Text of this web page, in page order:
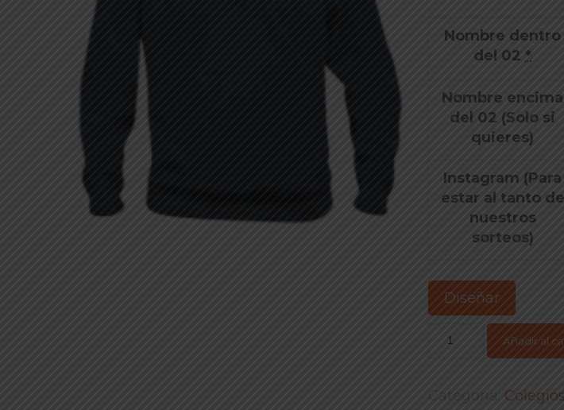
Nombre dentro
del 02*
Nombre encima
del 02 (Solo si
quieres)
Instagram (Para
estar al tanto de
nuestros
sorteos)
Diseñar
Añadir al
Categoría: Colegios